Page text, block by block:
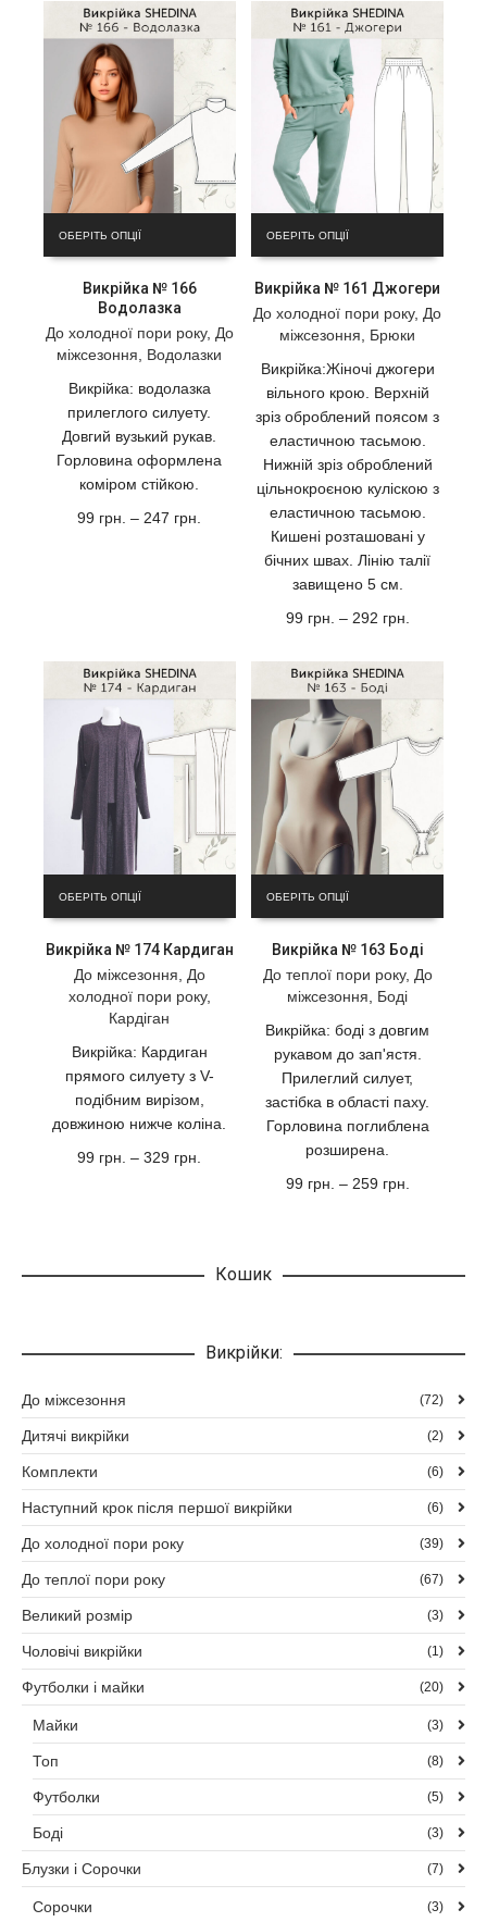
ОБЕРІТЬ ОПЦІЇ
варіантів.
Параметри
можна
сторінці
товару
Викрійка № 166
Водолазка
До холодної пори року, До
міжсезоння, Водолазки
Викрійка: водолазка
прилеглого силуету.
Довгий вузький рукав.
Горловина оформлена
коміром стійкою.
99 грн. – 247 грн.
ОБЕРІТЬ ОПЦІЇ
кілька
варіантів.
Параметри
вибрати
сторінці
товару
Викрійка № 161 Джогери
До холодної пори року,До
міжсезоння, Брюки
Викрійка:Жіночі джогери
вільного крою. Верхній
зріз оброблений поясом з
еластичною тасьмою.
Нижній зріз оброблений
цільнокроєною куліскою з
еластичною тасьмою.
Кишені розташовані у
бічних швах. Лінію талії
завищено 5 см.
99 грн. – 292 грн.
від
грн.
292
ОБЕРІТЬ ОПЦІЇ
кілька
варіантів.
Параметри
сторінці
товару
Викрійка № 174 Кардиган
До міжсезоння
До
холодної пори року,
Кардіган
Викрійка: Кардиган
прямого силуету з V-
подібним вирізом,
довжиною нижче коліна.
99 грн. – 329 грн.
до
ОБЕРІТЬ ОПЦІЇ
кілька
варіантів.
Параметри
вибрати
сторінці
товару
Викрійка № 163 Боді
До теплої пори року, До
міжсезоння
Боді
Викрійка: боді з довгим
рукавом до зап'ястя.
Прилеглий силует,
застібка в області паху.
Горловина поглиблена
розширена.
99 грн. – 259 грн.
Кошик
Викрійки:
До міжсезоння (72)
Дитячі викрійки (2)
Комплекти (6)
Наступний крок після першої викрійки (6)
До холодної пори року (39)
До теплої пори року (67)
Великий розмір (3)
Чоловічі викрійки (1)
Футболки і майки (20)
Майки (3)
Топ (8)
Футболки (5)
Боді (3)
Блузки і Сорочки (7)
Сорочки (3)